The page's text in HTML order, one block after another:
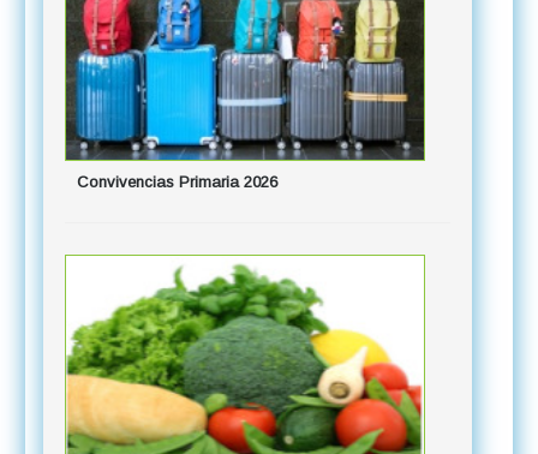
Convivencias Primaria 2026